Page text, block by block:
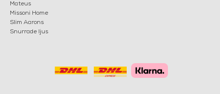
Mateus
Missoni Home
Slim Aarons
Snurrade ljus